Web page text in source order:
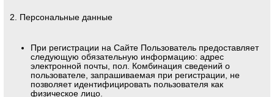
2. Персональные данные
При регистрации на Сайте Пользователь предоставляет
следующую обязательную информацию: адрес
электронной почты, пол. Комбинация сведений о
пользователе, запрашиваемая при регистрации, не
позволяет идентифицировать пользователя как
физическое лицо.